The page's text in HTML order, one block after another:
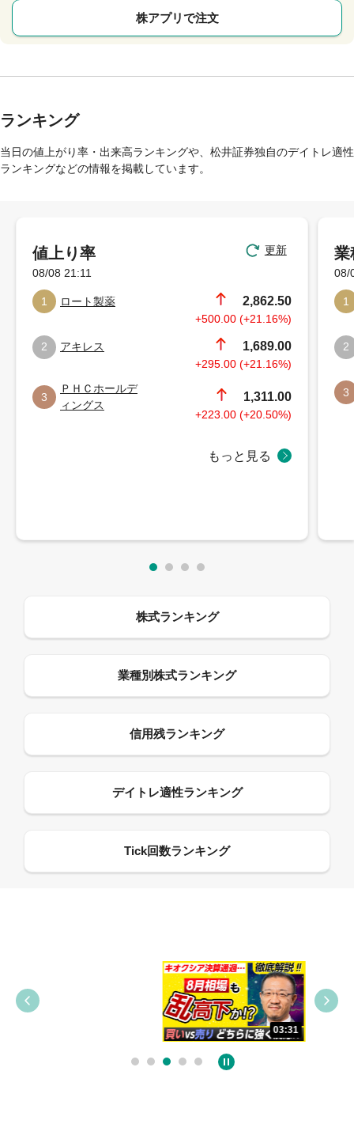
株アプリで注文
ランキング
当日の値上がり率・出来高ランキングや、松井証券独自のデイトレ適性
ランキングなどの情報を掲載しています。
03:31